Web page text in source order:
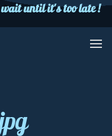
until it's too late !